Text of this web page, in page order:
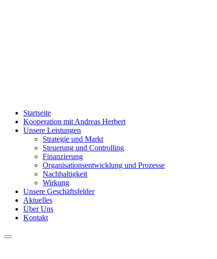
Startseite
Kooperation mit Andreas Herbert
Unsere Leistungen
Strategie und Markt
Steuerung und Controlling
Finanzierung
Organisationsentwicklung und Prozesse
Nachhaltigkeit
Wirkung
Unsere Geschäftsfelder
Aktuelles
Über Uns
Kontakt